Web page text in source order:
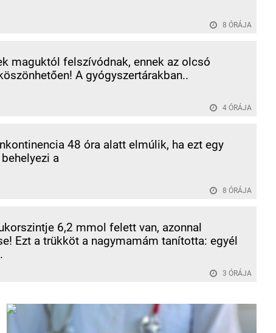
8 ÓRÁJA
maguktól felszívódnak, ennek az olcsó
A gyógyszertárakban..
4 ÓRÁJA
48 óra alatt elmúlik, ha ezt egy
a
8 ÓRÁJA
6,2 mmol felett van, azonnal
Ezt a trükköt a nagymamám tanította: egyél
3 ÓRÁJA